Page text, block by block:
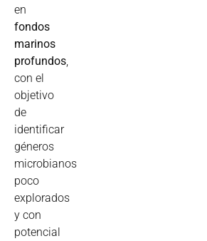
en
fondos
marinos
profundos
con el
objetivo
de
identificar
géneros
microbianos
poco
explorados
y con
potencial